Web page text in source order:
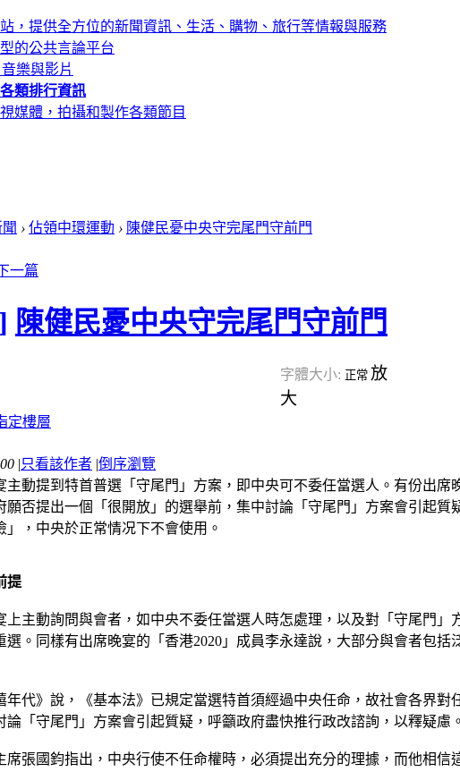
，提供全方位的新聞資訊、生活、購物、旅行等情報與服務
的公共言論平台
樂與影片
類排行資訊
媒體，拍攝和製作各類節目
› 佔領中環運動 › 陳健民憂中央守完尾門守前門
陳健民憂中央守完尾門守前門
字體大小: 正常 放
大
|只看該作者 |倒序瀏覽
主動提到特首普選「守尾門」方案，即中央可不委任當選人。有份出
願否提出一個「很開放」的選舉前，集中討論「守尾門」方案會引起
」，中央於正常情况下不會使用。
提
上主動詢問與會者，如中央不委任當選人時怎處理，以及對「守尾門
選。同樣有出席晚宴的「香港2020」成員李永達說，大部分與會者包
年代》說，《基本法》已規定當選特首須經過中央任命，故社會各界
「守尾門」方案會引起質疑，呼籲政府盡快推行政改諮詢，以釋疑慮。
席張國鈞指出，中央行使不任命權時，必須提出充分的理據，而他相